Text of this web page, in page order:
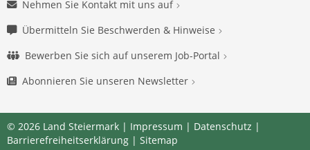
Nehmen Sie Kontakt mit uns auf
Übermitteln Sie Beschwerden & Hinweise
Bewerben Sie sich auf unserem Job-Portal
Abonnieren Sie unseren Newsletter
© 2026 Land Steiermark | Impressum | Datenschutz |
Barrierefreiheitserklärung | Sitemap